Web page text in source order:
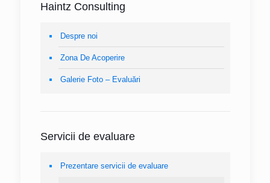
Haintz Consulting
Despre noi
Zona De Acoperire
Galerie Foto – Evaluări
Servicii de evaluare
Prezentare servicii de evaluare